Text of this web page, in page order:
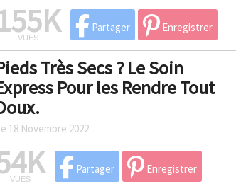
VUES
Partager Enregistrer
Très Secs ? Le Soin
Pour les Rendre Tout
18 Novembre 2022
VUES
Partager Enregistrer